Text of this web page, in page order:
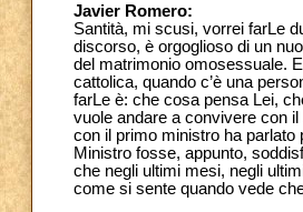
Javier Romero:
Santità, mi scusi, vorrei farLe
discorso, è orgoglioso di un
del matrimonio omosessuale.
cattolica, quando c’è una
farLe è: che cosa pensa Lei,
vuole andare a convivere con
con il primo ministro ha parlato
Ministro fosse, appunto,
che negli ultimi mesi, negli
come si sente quando vede